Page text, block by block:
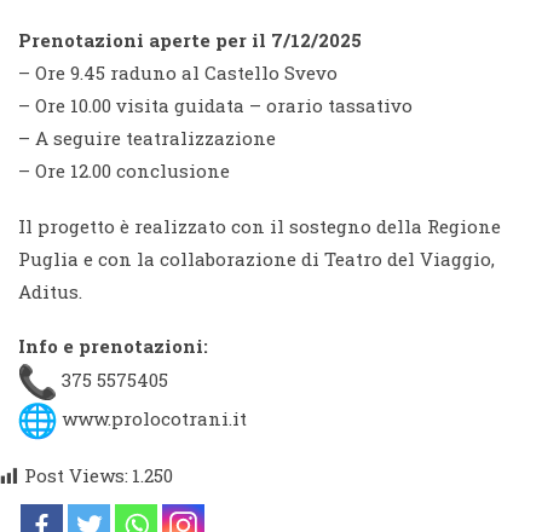
Prenotazioni aperte per il 7/12/2025
– Ore 9.45 raduno al Castello Svevo
– Ore 10.00 visita guidata – orario tassativo
– A seguire teatralizzazione
– Ore 12.00 conclusione
Il progetto è realizzato con il sostegno della Regione
Puglia e con la collaborazione di Teatro del Viaggio,
Aditus
Info e prenotazioni:
375 5575405
www.prolocotrani.it
Post Views: 1.250